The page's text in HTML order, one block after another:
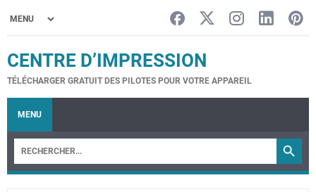
CENTRE D’IMPRESSION
TÉLÉCHARGER GRATUIT DES PILOTES POUR VOTRE APPAREIL
MENU